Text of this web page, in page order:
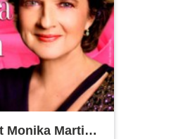
Monika Martin